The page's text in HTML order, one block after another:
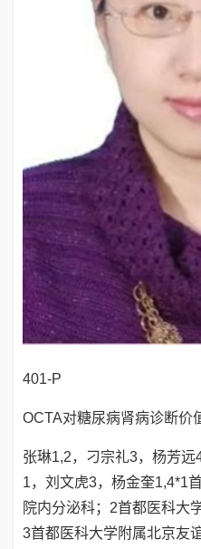
401-P
OCTA对糖尿病肾病诊断价
张琳1,2，刁宗礼3，杨芳
1，刘文虎3，杨金奎1,4*1
院内分泌科；2首都医科大
3首都医科大学附属北京友